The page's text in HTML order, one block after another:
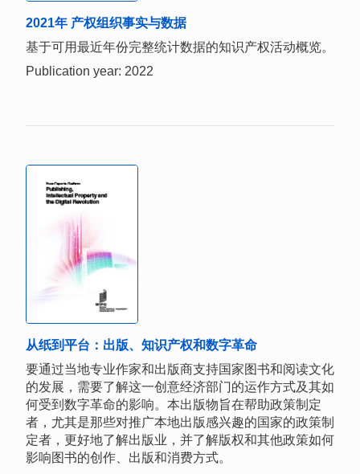
2021年 产权组织事实与数据
基于可用最近年份完整统计数据的知识产权活动概览。
Publication year: 2022
从纸到平台：出版、知识产权和数字革命
要通过当地专业作家和出版商支持国家图书和阅读文化
的发展，需要了解这一创意经济部门的运作方式及其如
何受到数字革命的影响。本出版物旨在帮助政策制定
者，尤其是那些对推广本地出版感兴趣的国家的政策制
定者，更好地了解出版业，并了解版权和其他政策如何
影响图书的创作、出版和消费方式。